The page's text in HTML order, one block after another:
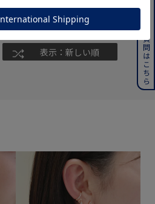
表示：新しい順 よくある質問はこちら